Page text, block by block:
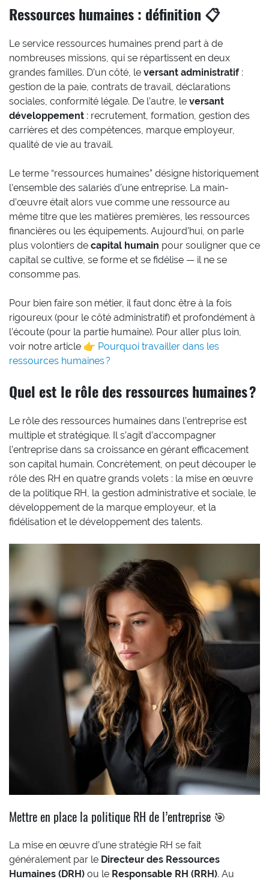
Ressources humaines : définition 📋
Le service ressources humaines prend part à de
nombreuses missions, qui se répartissent en deux
grandes familles. D’un côté, le versant administratif:
gestion de la paie, contrats de travail, déclarations
sociales, conformité légale. De l’autre, le versant
développement : recrutement, formation, gestion des
carrières et des compétences, marque employeur,
qualité de vie au travail.
Le terme “ressources humaines” désigne historiquement
l’ensemble des salariés d’une entreprise. La main-
d’œuvre était alors vue comme une ressource au
même titre que les matières premières, les ressources
financières ou les équipements. Aujourd’hui, on parle
plus volontiers de capital humain pour souligner que ce
capital se cultive, se forme et se fidélise — il ne se
consomme pas.
Pour bien faire son métier, il faut donc être à la fois
rigoureux (pour le côté administratif) et profondément à
l’écoute (pour la partie humaine). Pour aller plus loin,
voir notre article 👉 Pourquoi travailler dans les
ressources humaines ?
Quel est le rôle des ressources humaines ?
Le rôle des ressources humaines dans l’entreprise est
multiple et stratégique. Il s’agit d’accompagner
l’entreprise dans sa croissance en gérant efficacement
son capital humain. Concrètement, on peut découper le
rôle des RH en quatre grands volets : la mise en œuvre
de la politique RH, la gestion administrative et sociale, le
développement de la marque employeur, et la
fidélisation et le développement des talents.
Mettre en place la politique RH de l’entreprise 🎯
La mise en œuvre d’une stratégie RH se fait
généralement par le Directeur des Ressources
Humaines (DRH) ou le Responsable RH (RRH). Au